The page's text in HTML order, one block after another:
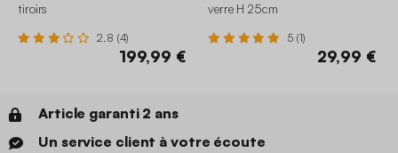
tiroirs
2.8 (4)
199,99 €
verre H 25cm
5 (1)
29,99 €
Article garanti 2 ans
Un service client à votre écoute